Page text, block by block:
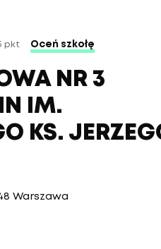
pkt Oceń szkołę
NR 3
IM.
KS.
Warszawa